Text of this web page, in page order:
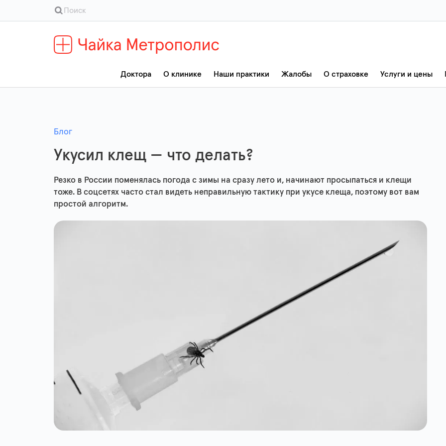
Доктора О клинике Наши практики Жалобы О страховке Услуги и цены
Блог
Укусил клещ — что делать?
Резко в России поменялась погода с зимы на сразу лето и, начинают просыпаться и клещи
тоже. В соцсетях часто стал видеть неправильную тактику при укусе клеща, поэтому вот вам
простой алгоритм.